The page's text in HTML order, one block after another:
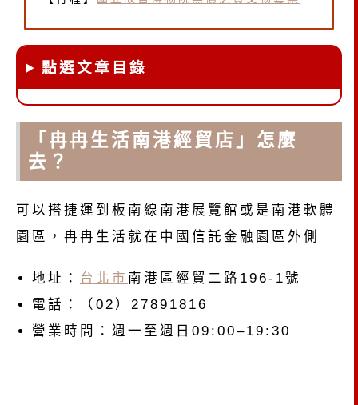
點選文章目錄
「冉冉生活南港經貿店」怎麼
去？
可以搭捷運到板南線南港展覽館或是南港軟體
園區，冉冉生活就在中國信託金融園區外側
地址： 台北市 南港區經貿二路196-1號
電話：（02）27891816
營業時間：週一至週日09:00–19:30